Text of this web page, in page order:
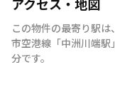
この物件の最寄り駅は、
市空港線 「中洲川端駅 」
分です。